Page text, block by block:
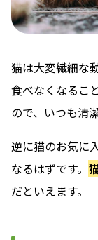
猫は大変繊細な
食べなくなるこ
ので、いつも清
逆に猫のお気に
なるはずです。
だといえます。